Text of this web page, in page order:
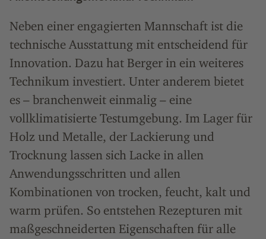
Neben einer engagierten Mannschaft ist die
technische Ausstattung mit entscheidend für
Innovation. Dazu hat Berger in ein weiteres
Technikum investiert. Unter anderem bietet
es – branchenweit einmalig – eine
vollklimatisierte Testumgebung. Im Lager für
Holz und Metalle, der Lackierung und
Trocknung lassen sich Lacke in allen
Anwendungsschritten und allen
Kombinationen von trocken, feucht, kalt und
warm prüfen. So entstehen Rezepturen mit
maßgeschneiderten Eigenschaften für alle